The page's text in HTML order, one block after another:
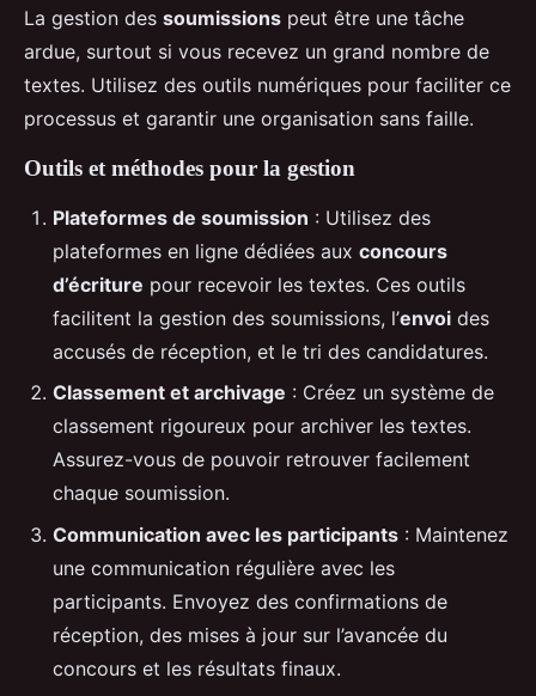
La gestion des soumissions peut être une tâche
ardue, surtout si vous recevez un grand nombre de
textes. Utilisez des outils numériques pour faciliter ce
processus et garantir une organisation sans faille.
Outils et méthodes pour la gestion
Plateformes de soumission : Utilisez des
plateformes en ligne dédiées aux concours
d’écriture pour recevoir les textes. Ces outils
facilitent la gestion des soumissions, l’envoi des
accusés de réception, et le tri des candidatures.
Classement et archivage : Créez un système de
classement rigoureux pour archiver les textes.
Assurez-vous de pouvoir retrouver facilement
chaque soumission.
Communication avec les participants : Maintenez
une communication régulière avec les
participants. Envoyez des confirmations de
réception, des mises à jour sur l’avancée du
concours et les résultats finaux.